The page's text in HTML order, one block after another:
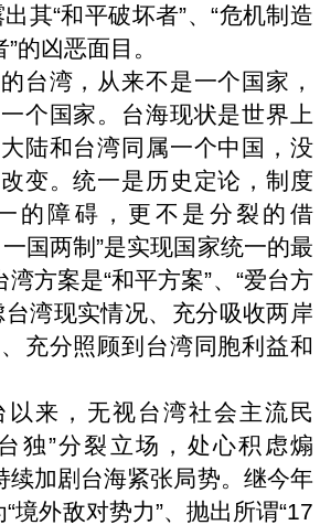
其“和平破坏者”、“危机制造
的凶恶面目。
湾，从来不是一个国家，
个国家。台海现状是世界上
陆和台湾同属一个中国，没
变。统一是历史定论，制度
的障碍，更不是分裂的借
国两制”是实现国家统一的最
湾方案是“和平方案”、“爱台方
台湾现实情况、充分吸收两岸
充分照顾到台湾同胞利益和
来，无视台湾社会主流民
独”分裂立场，处心积虑煽
续加剧台海紧张局势。继今年
境外敌对势力”、抛出所谓“17